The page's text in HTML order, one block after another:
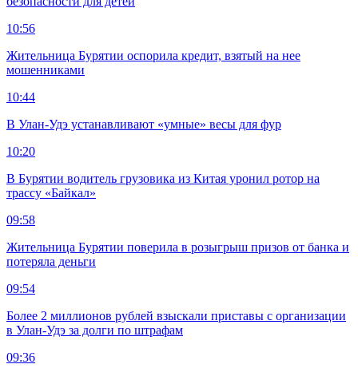
10:56
Жительница Бурятии оспорила кредит, взятый на нее
мошенниками
10:44
В Улан-Удэ устанавливают «умные» весы для фур
10:20
В Бурятии водитель грузовика из Китая уронил ротор на
трассу «Байкал»
09:58
Жительница Бурятии поверила в розыгрыш призов от банка и
потеряла деньги
09:54
Более 2 миллионов рублей взыскали приставы с организации
в Улан-Удэ за долги по штрафам
09:36